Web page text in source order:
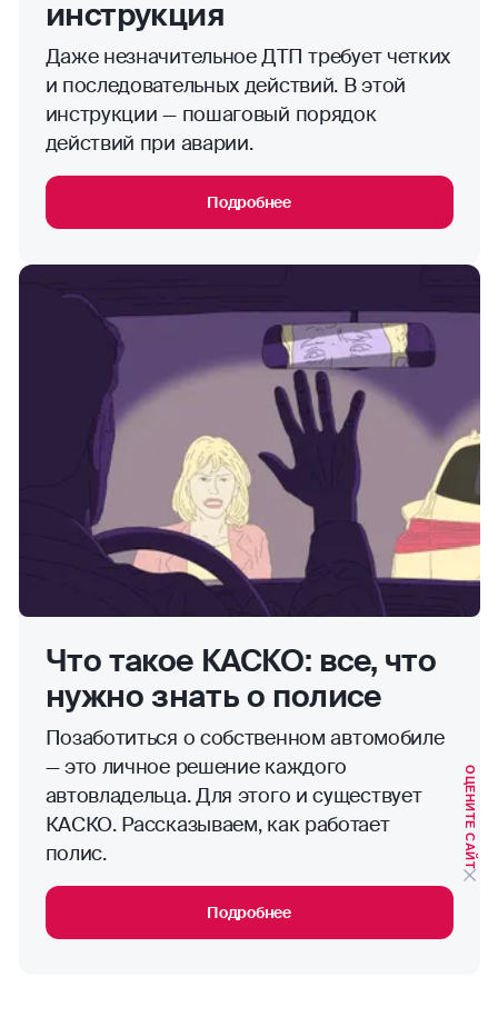
инструкция
Даже незначительное ДТП требует четких
и последовательных действий. В этой
инструкции — пошаговый порядок
действий при аварии.
Подробнее
Что такое КАСКО: все, что
нужно знать о полисе
Позаботиться о собственном автомобиле
— это личное решение каждого
автовладельца. Для этого и существует
КАСКО. Рассказываем, как работает
полис.
Подробнее
ОЦЕНИТЕ САЙТ